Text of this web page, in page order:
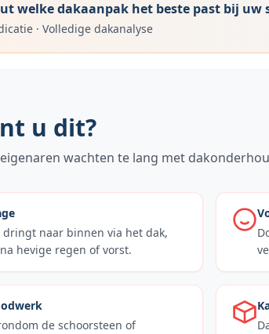
welke dakaanpak het beste past bij uw
· Volledige dakanalyse
u dit?
wachten te lang met
dringt naar binnen via het dak,
hevige regen of vorst.
de schoorsteen of